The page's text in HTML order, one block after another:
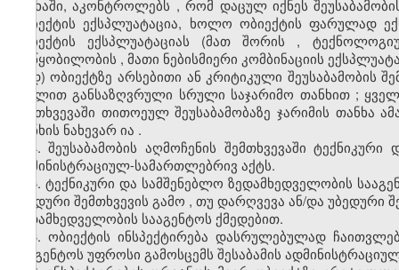
ნუსხაში, აკონტროლებს ,რომ დაცულ იქნეს
ობიექტის ექსპლუატაცია, ხოლო ობიექტის ფარულად ექ
ობიექტის ექსპლუატაციას (მათ შორის ,
მოწყობილობის , მათი ნებისმიერი კომბინაციის
დ) ობიექტზე არსებითი ან კრიტიკული შეუსაბამობის
მუხლით განსაზღვრული სრული საჯარიმო თანხით;
შემთხვევაში თითოეულ შეუსაბამობაზე ჯარიმის თანხა
თანხის ნახევარია .
4. შეუსაბამობის აღმოჩენის შემთხვევაში
ადმინისტრაციულ-სამართლებრივ აქტს.
5. ტექნიკური და სამშენებლო ზედამხედველობის
უბედური შემთხვევის გამო , თუ დარღვევა ან/და უბედური
ზედამხედველობის სააგენტოს ქმედებით.
6. ობიექტის ინსპექტირება დასრულებულად
სააგენტოს უფროსი გამოსცემს შესაბამის